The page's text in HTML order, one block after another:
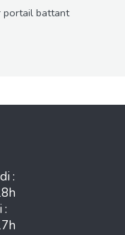
portail battant
:
: